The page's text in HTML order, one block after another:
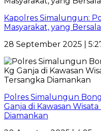
Kapolres Simalungun:
Masyarakat, yang
28 September 2025 |
Polres Simalungun
Ganja di Kawasan
Diamankan